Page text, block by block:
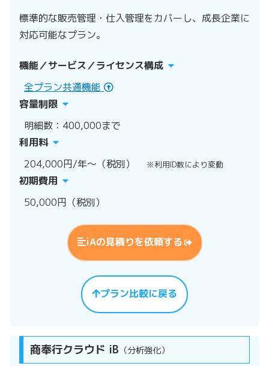
標準的な販売管理・仕入管理をカバーし、成長企業に
対応可能なプラン。
機能／サービス／ライセンス構成
全プラン共通機能
容量制限
明細数：400,000まで
利用料
204,000円/年～（税別）
※利用ID数により変動
初期費用
50,000円（税別）
iAの見積りを依頼する
プラン比較に戻る
商奉行クラウド iB （分析強化）